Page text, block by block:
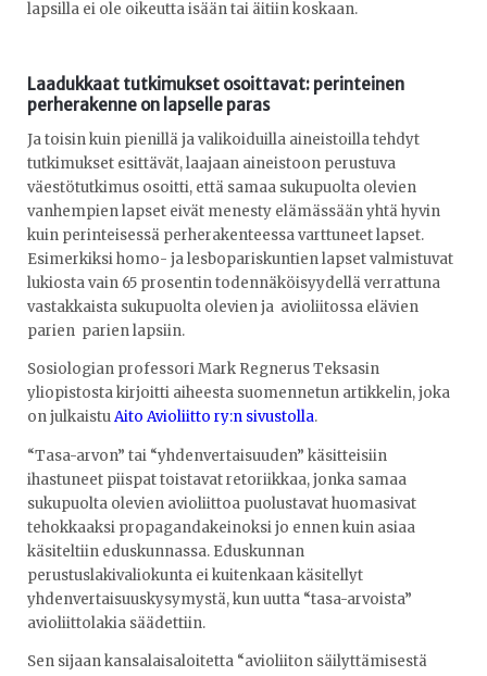
lapsilla ei ole oikeutta isään tai äitiin koskaan.
Laadukkaat tutkimukset osoittavat: perinteinen
perherakenne on lapselle paras
Ja toisin kuin pienillä ja valikoiduilla aineistoilla tehdyt
tutkimukset esittävät, laajaan aineistoon perustuva
väestötutkimus osoitti, että samaa sukupuolta olevien
vanhempien lapset eivät menesty elämässään yhtä hyvin
kuin perinteisessä perherakenteessa varttuneet lapset.
Esimerkiksi homo- ja lesbopariskuntien lapset valmistuvat
lukiosta vain 65 prosentin todennäköisyydellä verrattuna
vastakkaista sukupuolta olevien ja avioliitossa elävien
parien parien lapsiin.
Sosiologian professori Mark Regnerus Teksasin
yliopistosta kirjoitti aiheesta suomennetun artikkelin, joka
on julkaistuAito Avioliitto ry:n sivustolla.
“Tasa-arvon” tai “yhdenvertaisuuden” käsitteisiin
ihastuneet piispat toistavat retoriikkaa, jonka samaa
sukupuolta olevien avioliittoa puolustavat huomasivat
tehokkaaksi propagandakeinoksi jo ennen kuin asiaa
käsiteltiin eduskunnassa. Eduskunnan
perustuslakivaliokunta ei kuitenkaan käsitellyt
yhdenvertaisuuskysymystä, kun uutta “tasa-arvoista”
avioliittolakia säädettiin.
Sen sijaan kansalaisaloitetta “avioliiton säilyttämisestä